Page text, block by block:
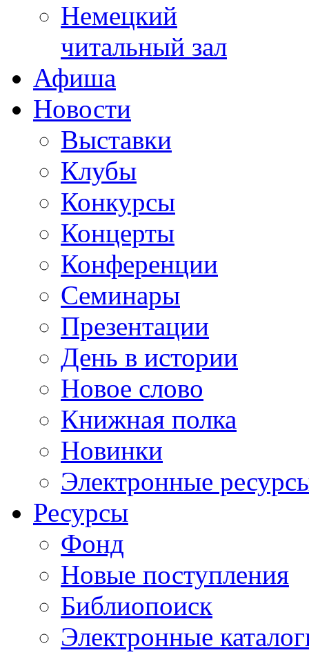
Немецкий
читальный зал
Афиша
Новости
Выставки
Клубы
Конкурсы
Концерты
Конференции
Семинары
Презентации
День в истории
Новое слово
Книжная полка
Новинки
Электронные
Ресурсы
Фонд
Новые поступления
Библиопоиск
Электронные